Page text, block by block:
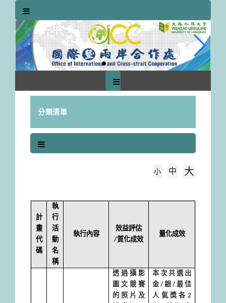
分類清單
小 中 大
計
畫
代
碼
執
行
活
動
名
稱
執行內容
效益評估
/質化成效
量化成效
透過攝影
圖文競賽
的照片及
本次共選出
金/ 銀 / 最佳
人氣獎各 2